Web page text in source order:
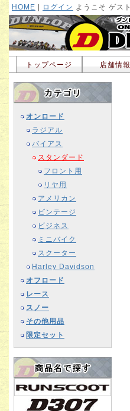
HOME | ログイン ようこそ ゲス
トップページ 店舗情報
オンロード
ラジアル
バイアス
スタンダード
フロント用
リヤ用
アメリカン
ビンテージ
ビジネス
ミニバイク
スクーター
Harley Davidson
オフロード
レース
スノー
その他用品
限定セット